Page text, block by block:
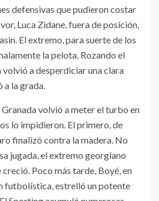
defensivas que pudieron costar
Luca Zidane, fuera de posición,
El extremo, para suerte de los
la pelota. Rozando el
a desperdiciar una clara
a la grada.
Granada volvió a meter el turbo en
lo impidieron. El primero, de
finalizó contra la madera. No
jugada, el extremo georgiano
Poco más tarde, Boyé, en
futbolística, estrelló un potente